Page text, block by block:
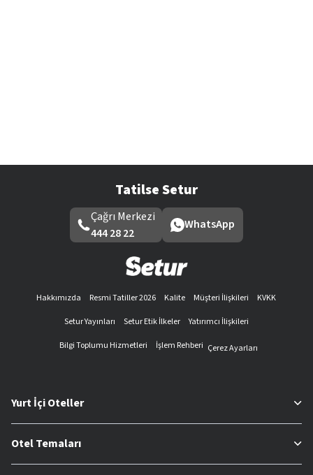
Tatilse Setur
Çağrı Merkezi
444 28 22
WhatsApp
Hakkımızda Resmi Tatiller 2026 Kalite Müşteri İlişkileri
KVKK
Setur Yayınları
Setur Etik İlkeler
Yatırımcı İlişkileri
Bilgi Toplumu Hizmetleri
İşlem Rehberi Çerez Ayarları
Yurt İçi Oteller
Otel Temaları